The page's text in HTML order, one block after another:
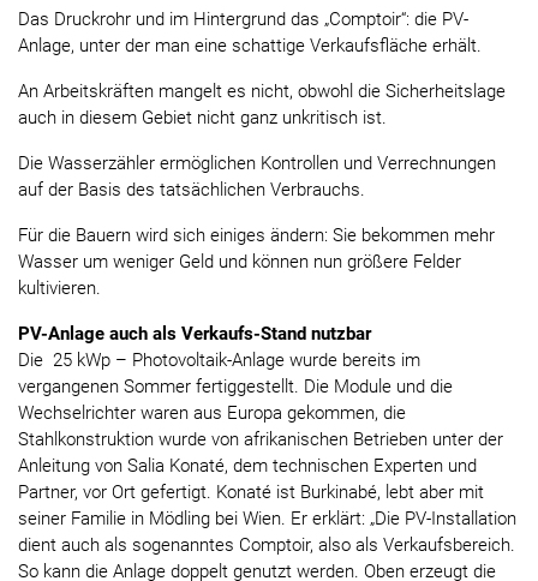
Das Druckrohr und im Hintergrund das „Comptoir“: die PV-
Anlage, unter der man eine schattige Verkaufsfläche erhält.
An Arbeitskräften mangelt es nicht, obwohl die Sicherheitslage
auch in diesem Gebiet nicht ganz unkritisch ist.
Die Wasserzähler ermöglichen Kontrollen und Verrechnungen
auf der Basis des tatsächlichen Verbrauchs.
Für die Bauern wird sich einiges ändern: Sie bekommen mehr
Wasser um weniger Geld und können nun größere Felder
kultivieren.
PV-Anlage auch als Verkaufs-Stand nutzbar
Die 25 kWp – Photovoltaik-Anlage wurde bereits im
vergangenen Sommer fertiggestellt. Die Module und die
Wechselrichter waren aus Europa gekommen, die
Stahlkonstruktion wurde von afrikanischen Betrieben unter der
Anleitung von Salia Konaté, dem technischen Experten und
Partner, vor Ort gefertigt. Konaté ist Burkinabé, lebt aber mit
seiner Familie in Mödling bei Wien. Er erklärt: „Die PV-Installation
dient auch als sogenanntes Comptoir, also als Verkaufsbereich.
So kann die Anlage doppelt genutzt werden. Oben erzeugt die